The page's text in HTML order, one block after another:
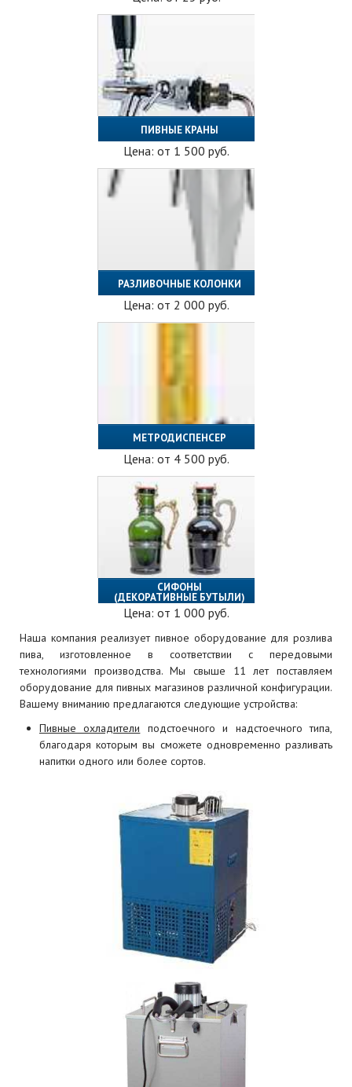
ПИВНЫЕ КРАНЫ
Цена: от 1 500 руб.
РАЗЛИВОЧНЫЕ КОЛОНКИ
Цена: от 2 000 руб.
МЕТРОДИСПЕНСЕР
Цена: от 4 500 руб.
СИФОНЫ
(ДЕКОРАТИВНЫЕ БУТЫЛИ)
Цена: от 1 000 руб.
Наша компания реализует пивное оборудование для розлива
пива, изготовленное в соответствии с передовыми
технологиями производства. Мы свыше 11 лет поставляем
оборудование для пивных магазинов различной конфигурации.
Вашему вниманию предлагаются следующие устройства:
Пивные охладители подстоечного и надстоечного типа,
благодаря которым вы сможете одновременно разливать
напитки одного или более сортов.